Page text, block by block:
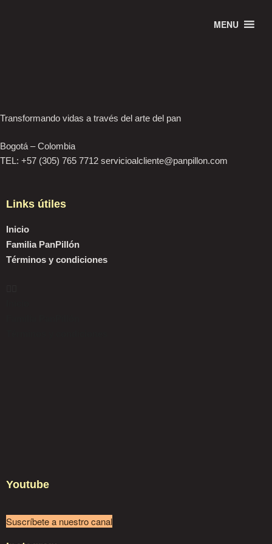
MENU
Transformando vidas a través del arte del pan
Bogotá – Colombia
TEL: +57 (305) 765 7712 servicioalcliente@panpillon.com
Links útiles
Inicio
Familia PanPillón
Términos y condiciones
Youtube
Suscríbete a nuestro canal